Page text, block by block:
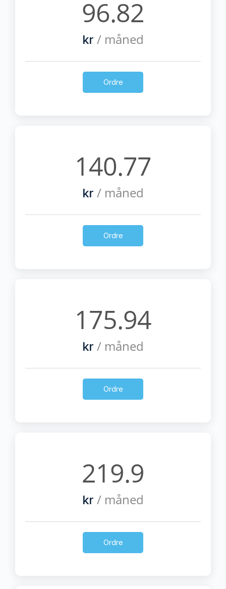
96.82
kr / måned
Ordre
140.77
kr / måned
Ordre
175.94
kr / måned
Ordre
219.9
kr / måned
Ordre